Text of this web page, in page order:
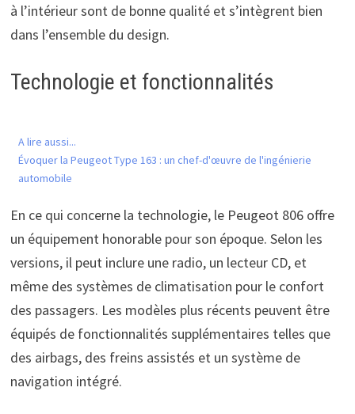
à l’intérieur sont de bonne qualité et s’intègrent bien
dans l’ensemble du design.
Technologie et fonctionnalités
A lire aussi...
Évoquer la Peugeot Type 163 : un chef-d'œuvre de l'ingénierie
automobile
En ce qui concerne la technologie, le Peugeot 806 offre
un équipement honorable pour son époque. Selon les
versions, il peut inclure une radio, un lecteur CD, et
même des systèmes de climatisation pour le confort
des passagers. Les modèles plus récents peuvent être
équipés de fonctionnalités supplémentaires telles que
des airbags, des freins assistés et un système de
navigation intégré.